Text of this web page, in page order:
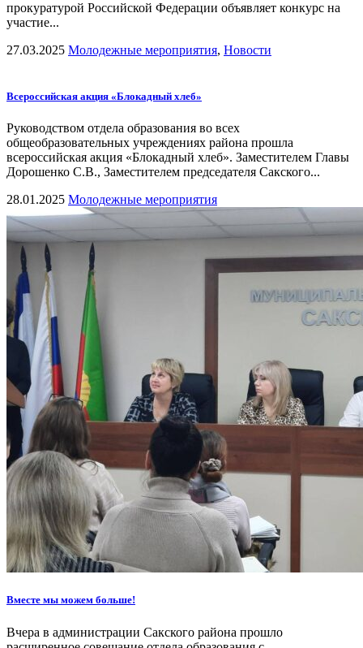
прокуратурой Российской Федерации объявляет конкурс на
участие...
27.03.2025 Молодежные мероприятия, Новости
Всероссийская акция «Блокадный хлеб»
Руководством отдела образования во всех
общеобразовательных учреждениях района прошла
всероссийская акция «Блокадный хлеб». Заместителем Главы
Дорошенко С.В., Заместителем председателя Сакского...
28.01.2025 Молодежные мероприятия
Вместе мы можем больше!
Вчера в администрации Сакского района прошло